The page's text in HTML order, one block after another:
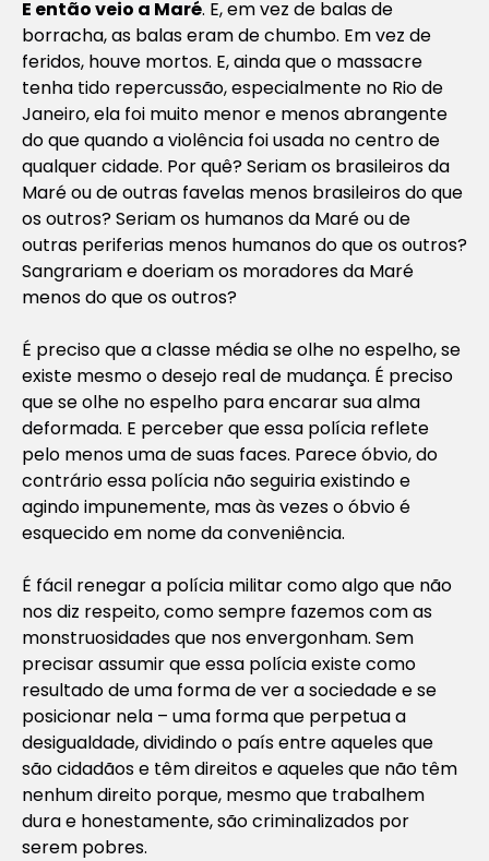
E então veio a Maré. E, em vez de balas de
borracha, as balas eram de chumbo. Em vez de
feridos, houve mortos. E, ainda que o massacre
tenha tido repercussão, especialmente no Rio de
Janeiro, ela foi muito menor e menos abrangente
do que quando a violência foi usada no centro de
qualquer cidade. Por quê? Seriam os brasileiros da
Maré ou de outras favelas menos brasileiros do que
os outros? Seriam os humanos da Maré ou de
outras periferias menos humanos do que os outros?
Sangrariam e doeriam os moradores da Maré
menos do que os outros?
É preciso que a classe média se olhe no espelho, se
existe mesmo o desejo real de mudança. É preciso
que se olhe no espelho para encarar sua alma
deformada. E perceber que essa polícia reflete
pelo menos uma de suas faces. Parece óbvio, do
contrário essa polícia não seguiria existindo e
agindo impunemente, mas às vezes o óbvio é
esquecido em nome da conveniência.
É fácil renegar a polícia militar como algo que não
nos diz respeito, como sempre fazemos com as
monstruosidades que nos envergonham. Sem
precisar assumir que essa polícia existe como
resultado de uma forma de ver a sociedade e se
posicionar nela – uma forma que perpetua a
desigualdade, dividindo o país entre aqueles que
são cidadãos e têm direitos e aqueles que não têm
nenhum direito porque, mesmo que trabalhem
dura e honestamente, são criminalizados por
serem pobres.